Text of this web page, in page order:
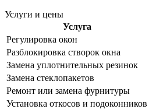
Услуги и цены
Услуга
Регулировка окон
Разблокировка створок окна
Замена уплотнительных резинок
Замена стеклопакетов
Ремонт или замена фурнитуры
Установка откосов и подоконников